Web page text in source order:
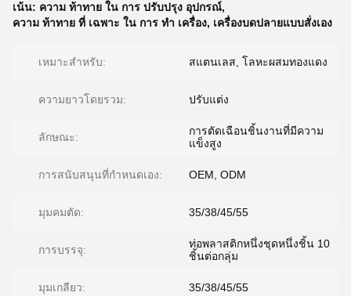
เน้น: ความ ท้าทาย ใน การ ปรับปรุง อุปกรณ์,
ความ ท้าทาย ที่ เฉพาะ ใน การ ทํา เครื่อง, เครื่องบดปลายแบบสั่งเอง
เหมาะสําหรับ: สแตนเลส, โลหะผสมทองแดง
ความยาวโดยรวม: ปรับแต่ง
ลักษณะ:
การตัดเฉือนชิ้นงานที่มีความ
แข็งสูง
การสนับสนุนที่กําหนดเอง: OEM, ODM
มุมคมตัด: 35/38/45/55
การบรรจุ:
ท่อพลาสติกหนึ่งชุดหนึ่งชิ้น 10
ชิ้นต่อกลุ่ม
มุมเกลียว: 35/38/45/55